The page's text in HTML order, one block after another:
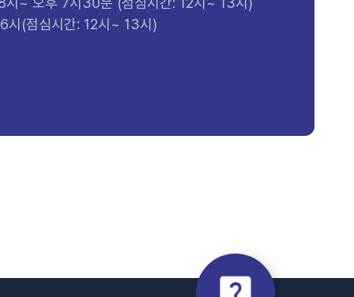
시(점심시간: 12시~ 13시)